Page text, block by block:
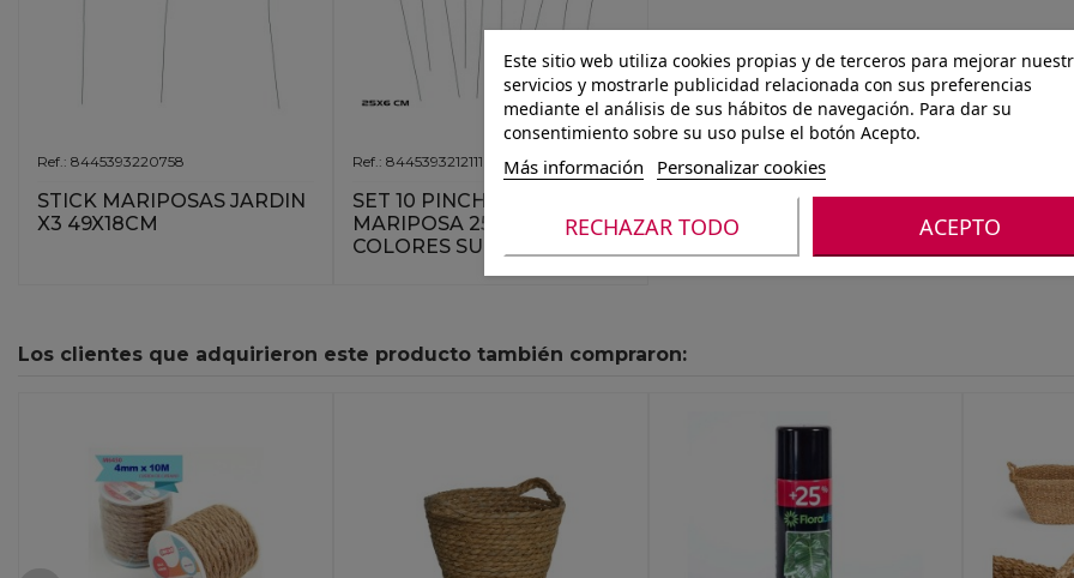
Ref.: 8445393220758
STICK MARIPOSAS JARDIN
X3 49X18CM
Ref.: 8445393212111
SET 10 PINCHOS JARDIN
MARIPOSA 25X6CM
COLORES SURT
Los clientes que adquirieron este producto también compraron:
Este sitio web utiliza cookies propias y de terceros para mejorar
servicios y mostrarle publicidad relacionada con sus preferencias
mediante el análisis de sus hábitos de navegación. Para dar su
consentimiento sobre su uso pulse el botón Acepto.
Más información Personalizar cookies
RECHAZAR TODO ACEPTO